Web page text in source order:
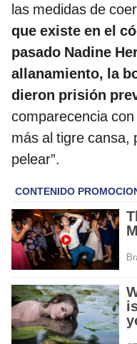
las medidas de
que existe en el
pasado Nadine
allanamiento, la
dieron prisión
comparecencia
más al tigre cansa,
pelear”.